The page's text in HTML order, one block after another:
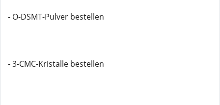
- O-DSMT-Pulver bestellen
- 3-CMC-Kristalle bestellen